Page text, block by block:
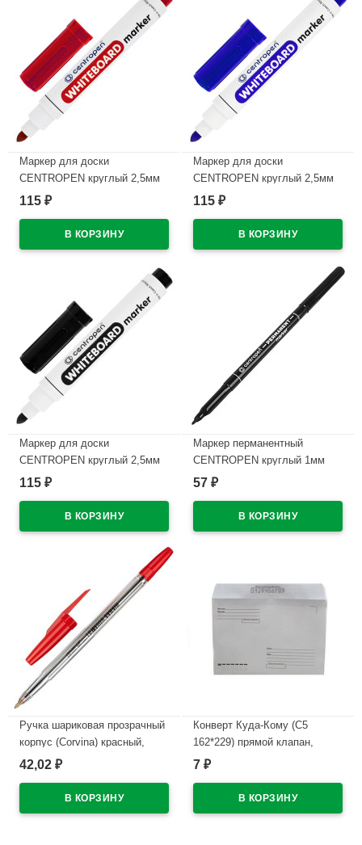
Маркер для доски
CENTROPEN круглый 2,5мм
красный арт.8559/1К
115 ₽
Маркер для доски
CENTROPEN круглый 2,5мм
синий арт.8559/1С/8569
115 ₽
Маркер для доски
CENTROPEN круглый 2,5мм
черный арт.8559/1Ч
115 ₽
Маркер перманентный
CENTROPEN круглый 1мм
черный арт.2536/1Ч
57 ₽
Ручка шариковая прозрачный
корпус (Corvina) красный,
1,0мм/0,7мм арт.40163/К
42,02 ₽
Конверт Куда-Кому (С5
162*229) прямой клапан,
стрип, 80г (с внутренней
7 ₽